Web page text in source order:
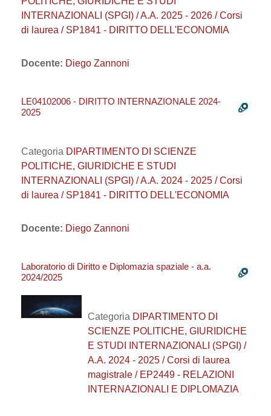
INTERNAZIONALI (SPGI) / A.A. 2025 - 2026 / Corsi
di laurea / SP1841 - DIRITTO DELL'ECONOMIA
Docente: Diego Zannoni
LE04102006 - DIRITTO INTERNAZIONALE 2024-
2025
Categoria DIPARTIMENTO DI SCIENZE
POLITICHE, GIURIDICHE E STUDI
INTERNAZIONALI (SPGI) / A.A. 2024 - 2025 / Corsi
di laurea / SP1841 - DIRITTO DELL'ECONOMIA
Docente: Diego Zannoni
Laboratorio di Diritto e Diplomazia spaziale - a.a.
2024/2025
Categoria DIPARTIMENTO DI
SCIENZE POLITICHE, GIURIDICHE
E STUDI INTERNAZIONALI (SPGI) /
A.A. 2024 - 2025 / Corsi di laurea
magistrale / EP2449 - RELAZIONI
INTERNAZIONALI E DIPLOMAZIA